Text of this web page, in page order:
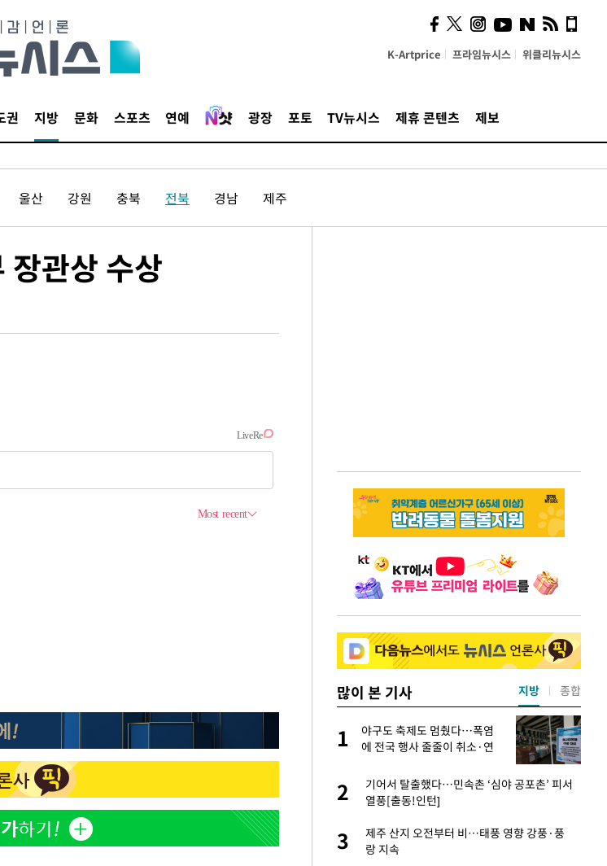
K-Artprice 프라임뉴시스 위클리뉴시스
권 지방 문화 스포츠 연예 광장 포토 TV뉴시스 제휴 콘텐츠 제보
울산 강원 충북 전북 경남 제주
장관상 수상
많이 본 기사
표창원, 남규리에 15년 만에
사과…"제가 틀렸습니다"
2
라', 일주일 써보니
3
[속보]뉴욕증시 상승 마감…S&P 0.6% 나스
닥 1.3%↑
1
야구도 축제도 멈췄다…폭염
에 전국 행사 줄줄이 취소·연
2
기어서 탈출했다…민속촌 ‘심야 공포촌’ 피서
열풍[출동!인턴]
3
제주 산지 오전부터 비…태풍 영향 강풍·풍
랑 지속
지방 종합